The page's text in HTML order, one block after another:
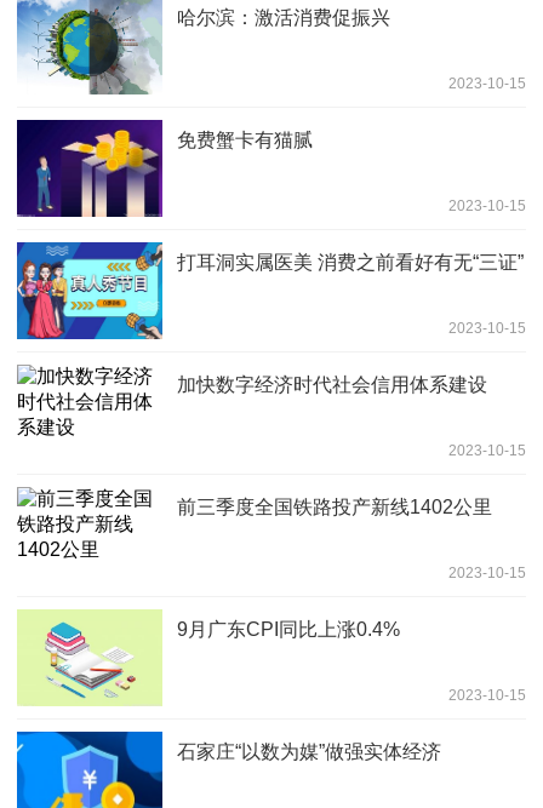
哈尔滨：激活消费促振兴
2023-10-15
免费蟹卡有猫腻
2023-10-15
打耳洞实属医美 消费之前看好有无“三证”
2023-10-15
加快数字经济时代社会信用体系建设
2023-10-15
前三季度全国铁路投产新线1402公里
2023-10-15
9月广东CPI同比上涨0.4%
2023-10-15
石家庄“以数为媒”做强实体经济